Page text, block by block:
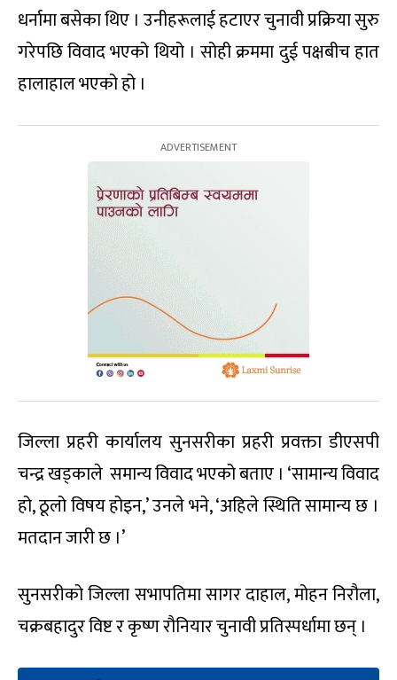
धर्नामा बसेका थिए । उनीहरूलाई हटाएर चुनावी प्रक्रिया सुरु
गरेपछि विवाद भएको थियो । सोही क्रममा दुई पक्षबीच हात
हालाहाल भएको हो ।
जिल्ला प्रहरी कार्यालय सुनसरीका प्रहरी प्रवक्ता डीएसपी
चन्द्र खड्काले समान्य विवाद भएको बताए । ‘सामान्य विवाद
हो, ठूलो विषय होइन,’ उनले भने, ‘अहिले स्थिति सामान्य छ ।
मतदान जारी छ ।’
सुनसरीको जिल्ला सभापतिमा सागर दाहाल, मोहन निरौला,
चक्रबहादुर विष्ट र कृष्ण रौनियार चुनावी प्रतिस्पर्धामा छन् ।